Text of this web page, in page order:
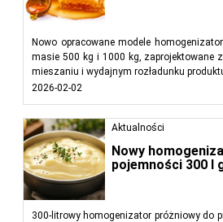
Nowo opracowane modele
masie 500 kg i 1000 kg, zaprojektowane
mieszaniu i wydajnym rozładunku
2026-02-02
Aktualności
Nowy
pojemności 300 l
300-litrowy homogenizator próżniowy do